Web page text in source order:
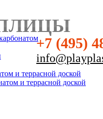
+7 (495)
и террасной доской
и террасной доской